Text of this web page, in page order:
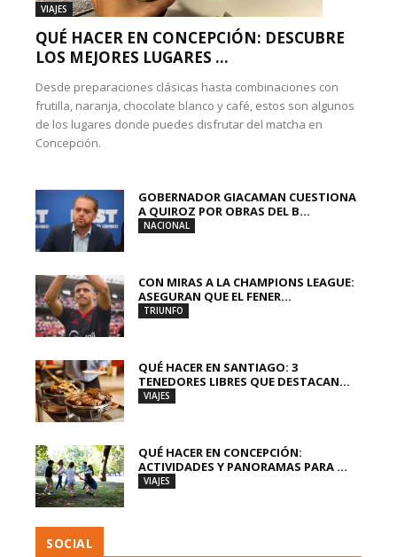
VIAJES
QUÉ HACER EN CONCEPCIÓN: DESCUBRE
LOS MEJORES LUGARES ...
Desde preparaciones clásicas hasta combinaciones con
frutilla, naranja, chocolate blanco y café, estos son algunos
de los lugares donde puedes disfrutar del matcha en
Concepción.
GOBERNADOR GIACAMAN CUESTIONA
A QUIROZ POR OBRAS DEL B...
NACIONAL
CON MIRAS A LA CHAMPIONS LEAGUE:
ASEGURAN QUE EL FENER...
TRIUNFO
QUÉ HACER EN SANTIAGO: 3
TENEDORES LIBRES QUE DESTACAN...
VIAJES
QUÉ HACER EN CONCEPCIÓN:
ACTIVIDADES Y PANORAMAS PARA ...
VIAJES
SOCIAL